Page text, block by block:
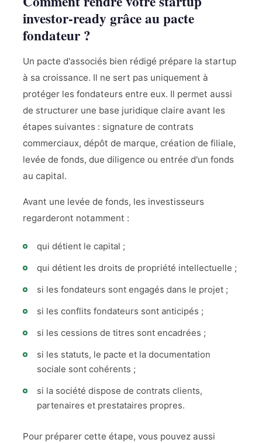
investor-ready grâce au pacte
fondateur ?
Un pacte d'associés bien rédigé prépare la startup
à sa croissance. Il ne sert pas uniquement à
protéger les fondateurs entre eux. Il permet aussi
de structurer une base juridique claire avant les
étapes suivantes : signature de contrats
commerciaux, dépôt de marque, création de filiale,
levée de fonds, due diligence ou entrée d'un fonds
au capital.
Avant une levée de fonds, les investisseurs
regarderont notamment :
qui détient le capital ;
qui détient les droits de propriété intellectuelle ;
si les fondateurs sont engagés dans le projet ;
si les conflits fondateurs sont anticipés ;
si les cessions de titres sont encadrées ;
si les statuts, le pacte et la documentation
sociale sont cohérents ;
si la société dispose de contrats clients,
partenaires et prestataires propres.
Pour préparer cette étape, vous pouvez aussi